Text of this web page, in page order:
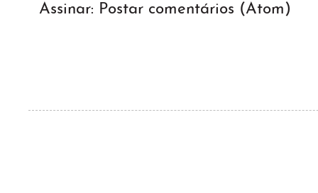
Assinar: Postar comentários (Atom)